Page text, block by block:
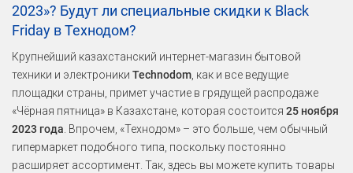
2023»? Будут ли специальные скидки к Black
Friday в Технодом?
Крупнейший казахстанский интернет-магазин бытовой
техники и электроники Technodom , как и все ведущие
площадки страны, примет участие в грядущей распродаже
«Чёрная пятница» в Казахстане, которая состоится 25 ноября
2023 года . Впрочем, «Технодом» – это больше, чем обычный
гипермаркет подобного типа, поскольку постоянно
расширяет ассортимент. Так, здесь вы можете купить товары